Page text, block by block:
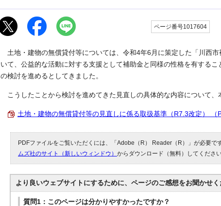
ページ番号1017604
土地・建物の無償貸付等については、令和4年6月に策定した「川西
いて、公益的な活動に対する支援として補助金と同様の性格を有する
の検討を進めるとしてきました。
こうしたことから検討を進めてきた見直しの具体的な内容について、
土地・建物の無償貸付等の見直しに係る取扱基準（R7.3改定） （
PDFファイルをご覧いただくには、「Adobe（R） Reader（R）」が必要で
ムズ社のサイト（新しいウィンドウ） からダウンロード（無料）してください
より良いウェブサイトにするために、ページのご感想をお聞かせく
質問1：このページは分かりやすかったですか？